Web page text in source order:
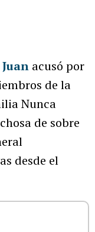
acusó por
de la
Nunca
de sobre
desde el